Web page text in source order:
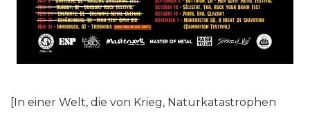
[In einer Welt, die von Krieg, Naturkatastrophen